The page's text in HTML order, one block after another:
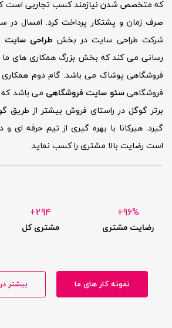
که متخصص شدن نیازمند کسب تجاربی است که
شرکت طراحی سایت در بخش طراحی سایت
رسانی می کند که بخش بزرگ همکاری های ما
فروشگاهی پوشاک می باشد. گام دوم همکاری
فروشگاهیسئو سایت فروشگاهی می باشد
برتر گوگل در راستای فروش بیشتر از
گیرد. هیرکانا با بهره گیری از تیم حرفه ای و
است رضایت بالا مشتری را کسب نماید.
96%+
رضایت مشتری
294+
مشتری کل
نمونه کار های ما بیشتر